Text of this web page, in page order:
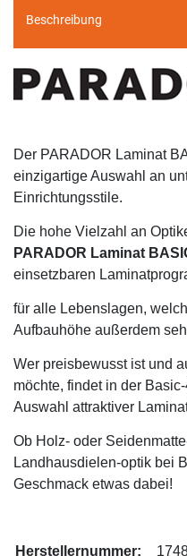
Beschreibung
Der PARADOR Laminat
einzigartige Auswahl an
Einrichtungsstile.
Die hohe Vielzahl an
PARADOR Laminat
einsetzbaren
für alle Lebenslagen,
Aufbauhöhe außerdem
Wer preisbewusst ist und
möchte, findet in der
Auswahl attraktiver
Ob Holz- oder
Landhausdielen-optik bei
Geschmack etwas dabei!
Herstellernummer: